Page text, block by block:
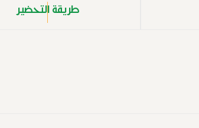
طريقة التحضير